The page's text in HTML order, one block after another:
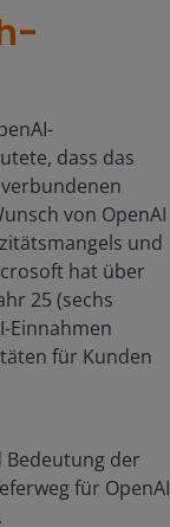
dass das
von OpenAI
und
hat über
25 (sechs
Einnahmen
für Kunden
Bedeutung der
für OpenAI